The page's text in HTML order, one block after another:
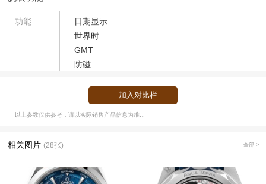
功能
日期显示
世界时
GMT
防磁
加入对比栏
以上参数仅供参考，请以实际销售产品信息为准;。
相关图片 (28张) 全部 >